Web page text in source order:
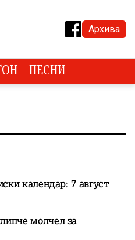
Архива
ПЕСНИ
календар: 7 август
молчел за